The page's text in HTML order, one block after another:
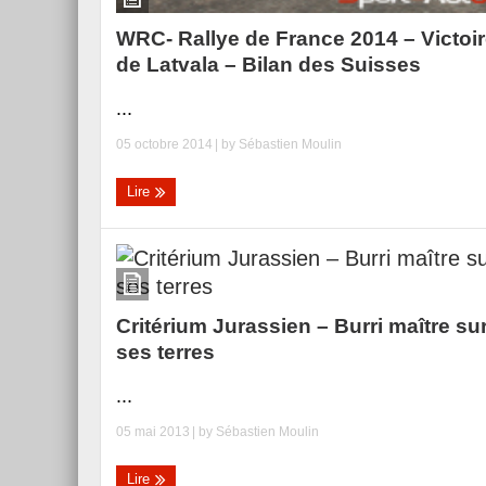
WRC- Rallye de France 2014 –
de Latvala – Bilan des Suisses
...
05 octobre 2014 | by Sébastien Moulin
Lire
Critérium Jurassien – Burri maître
ses terres
...
05 mai 2013 | by Sébastien Moulin
Lire